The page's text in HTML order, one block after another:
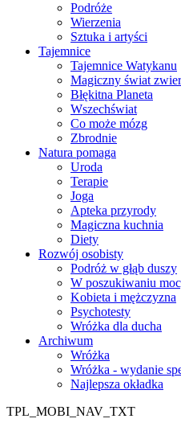
Podróże
Wierzenia
Sztuka i artyści
Tajemnice
Tajemnice Watykanu
Magiczny świat
Błękitna Planeta
Wszechświat
Co może mózg
Zbrodnie
Natura pomaga
Uroda
Terapie
Joga
Apteka przyrody
Magiczna kuchnia
Diety
Rozwój osobisty
Podróż w głąb duszy
W poszukiwaniu
Kobieta i mężczyzna
Psychotesty
Wróżka dla ducha
Archiwum
Wróżka
Wróżka - wydanie
Najlepsza okładka
TPL_MOBI_NAV_TXT